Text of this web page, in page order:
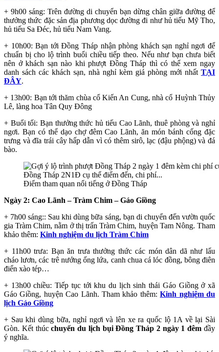
+ 9h00 sáng: Trên đường di chuyển bạn dừng chân giữa đường để
thưởng thức đặc sản địa phương dọc đường đi như hủ tiếu Mỹ Tho,
hủ tiếu Sa Đéc, hủ tiếu Nam Vang.
+ 10h00: Bạn tới Đồng Tháp nhận phòng khách sạn nghỉ ngơi để
chuẩn bị cho lộ trình buổi chiều tiếp theo. Nếu như bạn chưa biết
nên ở khách sạn nào khi phượt Đồng Tháp thì có thể xem ngay
danh sách các khách sạn, nhà nghỉ kèm giá phòng mới nhất TẠI
ĐÂY.
+ 13h00: Bạn tới thăm chùa cổ Kiến An Cung, nhà cổ Huỳnh Thủy
Lê, làng hoa Tân Quy Đông
+ Buổi tối: Bạn thưởng thức hủ tiếu Cao Lãnh, thuê phòng và nghỉ
ngơi. Bạn có thể dạo chợ đêm Cao Lãnh, ăn món bánh cống đặc
trưng và đĩa trái cây hấp dẫn vì có thêm sirô, lạc (đậu phộng) và đá
bào.
Điểm tham quan nổi tiếng ở Đồng Tháp
Ngày 2: Cao Lãnh – Tràm Chim – Gáo Giồng
+ 7h00 sáng:: Sau khi dùng bữa sáng, bạn di chuyển đến vườn quốc
gia Tràm Chim, nằm ở thị trấn Tràm Chim, huyện Tam Nông. Tham
khảo thêm: Kinh nghiệm du lịch Tràm Chim
+ 11h00 trưa: Bạn ăn trưa thưởng thức các món dân dã như lẩu
cháo lươn, các trê nướng ống lứa, canh chua cá lóc đồng, bông điên
điển xào tép…
+ 13h00 chiều: Tiếp tục tới khu du lịch sinh thái Gáo Giồng ở xã
Gáo Giồng, huyện Cao Lãnh. Tham khảo thêm:Kinh nghiệm du
lịch Gáo Giồng
+ Sau khi dùng bữa, nghỉ ngơi và lên xe ra quốc lộ 1A về lại Sài
Gòn. Kết thúcchuyến du lịch bụi Đồng Tháp 2 ngày 1 đêm đầy
ý nghĩa.